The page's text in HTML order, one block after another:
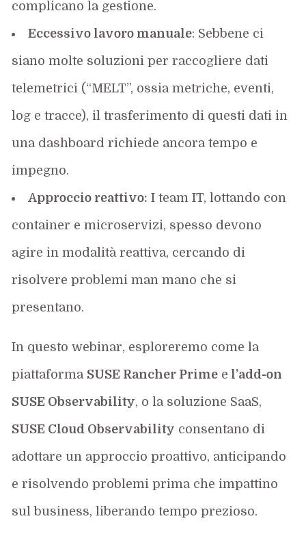
complicano la gestione.
Eccessivo lavoro manuale: Sebbene ci
siano molte soluzioni per raccogliere dati
telemetrici (“MELT”, ossia metriche, eventi,
log e tracce), il trasferimento di questi dati in
una dashboard richiede ancora tempo e
impegno.
Approccio reattivo: I team IT, lottando con
container e microservizi, spesso devono
agire in modalità reattiva, cercando di
risolvere problemi man mano che si
presentano.
In questo webinar, esploreremo come la
piattaforma SUSE Rancher Prime e l’add-on
SUSE Observability, o la soluzione SaaS,
SUSE Cloud Observability consentano di
adottare un approccio proattivo, anticipando
e risolvendo problemi prima che impattino
sul business, liberando tempo prezioso.